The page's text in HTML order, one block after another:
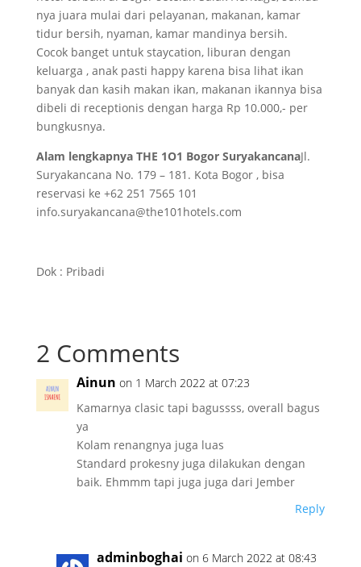
nya juara mulai dari pelayanan, makanan, kamar
tidur bersih, nyaman, kamar mandinya bersih.
Cocok banget untuk staycation, liburan dengan
keluarga , anak pasti happy karena bisa lihat ikan
banyak dan kasih makan ikan, makanan ikannya bisa
dibeli di receptionis dengan harga Rp 10.000,- per
bungkusnya.
Alam lengkapnya THE 1O1 Bogor SuryakancanaJl.
Suryakancana No. 179 – 181. Kota Bogor , bisa
reservasi ke +62 251 7565 101
info.suryakancana@the101hotels.com
Dok : Pribadi
2 Comments
Ainun on 1 March 2022 at 07:23
Kamarnya clasic tapi bagussss, overall bagus
ya
Kolam renangnya juga luas
Standard prokesny juga dilakukan dengan
baik. Ehmmm tapi juga juga dari Jember
Reply
adminboghai on 6 March 2022 at 08:43